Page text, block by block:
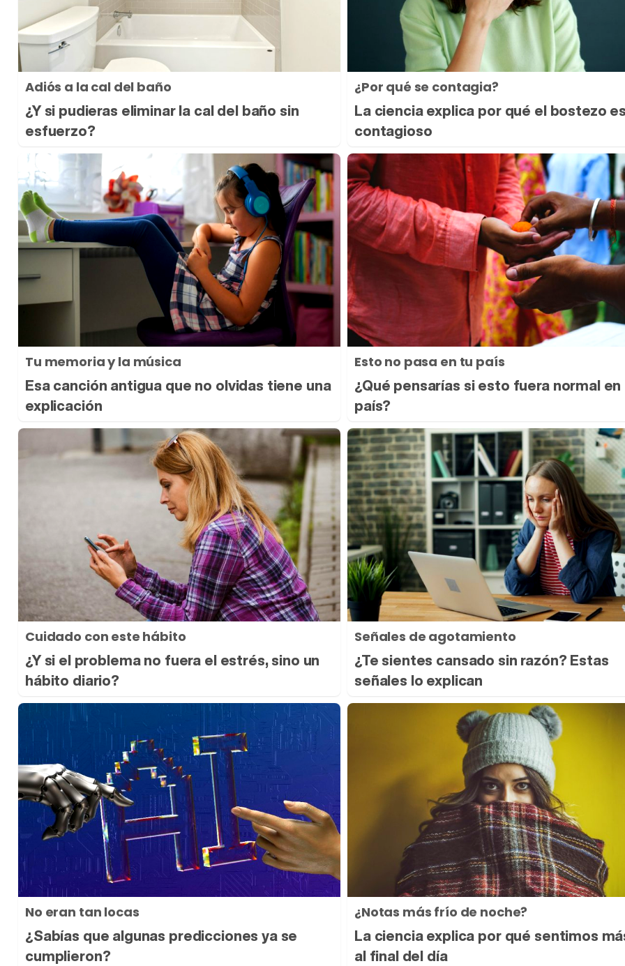
Adiós a la cal del baño
¿Y si pudieras eliminar la cal del baño sin
esfuerzo?
¿Por qué se contagia?
La ciencia explica por qué el bostezo
contagioso
Tu memoria y la música
Esa canción antigua que no olvidas tiene una
explicación
Esto no pasa en tu país
¿Qué pensarías si esto fuera normal
país?
Cuidado con este hábito
¿Y si el problema no fuera el estrés, sino un
hábito diario?
Señales de agotamiento
¿Te sientes cansado sin razón? Estas
señales lo explican
No eran tan locas
¿Sabías que algunas predicciones ya se
cumplieron?
¿Notas más frío de noche?
La ciencia explica por qué sentimos
al final del día